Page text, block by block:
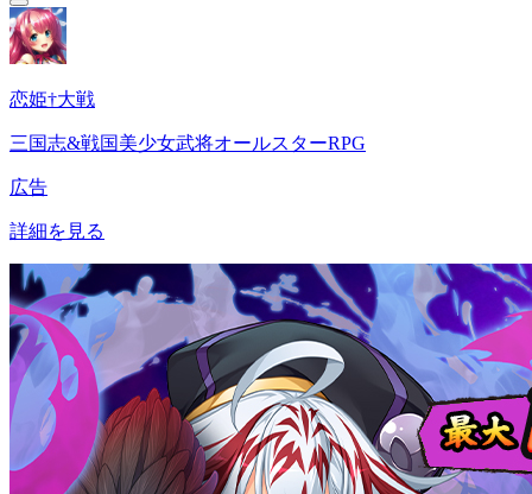
恋姫†大戦
三国志&戦国美少女武将オールスターRPG
広告
詳細を見る